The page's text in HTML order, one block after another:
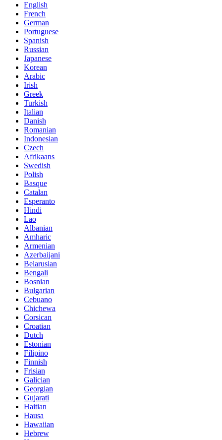
English
French
German
Portuguese
Spanish
Russian
Japanese
Korean
Arabic
Irish
Greek
Turkish
Italian
Danish
Romanian
Indonesian
Czech
Afrikaans
Swedish
Polish
Basque
Catalan
Esperanto
Hindi
Lao
Albanian
Amharic
Armenian
Azerbaijani
Belarusian
Bengali
Bosnian
Bulgarian
Cebuano
Chichewa
Corsican
Croatian
Dutch
Estonian
Filipino
Finnish
Frisian
Galician
Georgian
Gujarati
Haitian
Hausa
Hawaiian
Hebrew